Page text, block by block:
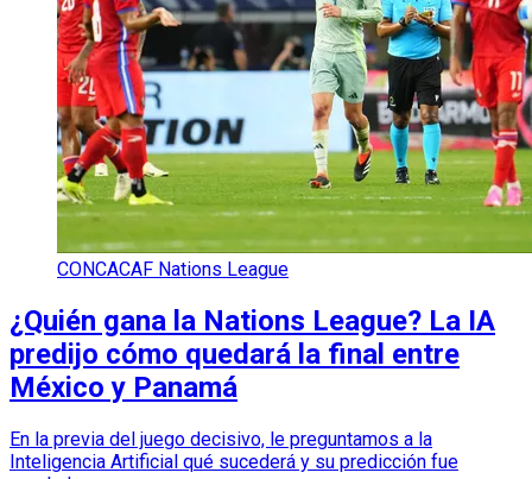
CONCACAF Nations League
¿Quién gana la Nations League? La IA
predijo cómo quedará la final entre
México y Panamá
En la previa del juego decisivo, le preguntamos a la
Inteligencia Artificial qué sucederá y su predicción fue